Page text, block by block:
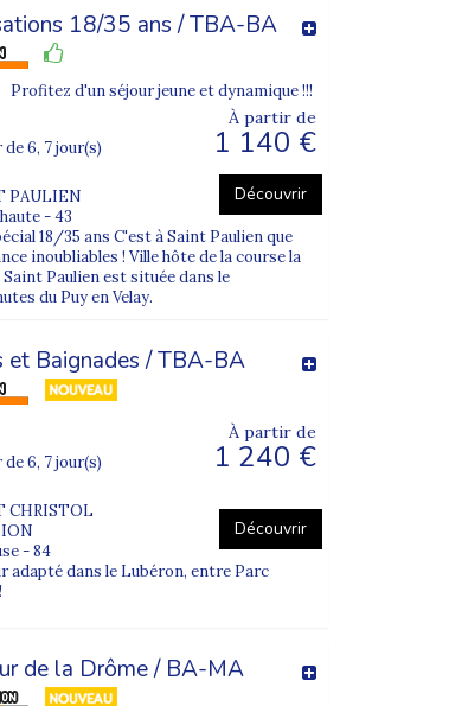
du rythme de chacun.
L’été 2026 permet de découvrir
le Canada ou les États-Unis.
ambiance de groupe rassurante.
ou hôtels adaptés à l’accueil de
la sécurité de chaque vacancier.
18/35 ans / TBA-BA
Profitez d'un séjour jeune et dynamique !!!
de 6, 7 jour(s)
PAULIEN
- 43
À partir de
1 140 €
Découvrir
18/35 ans C'est à Saint Paulien que
inoubliables ! Ville hôte de la course la
Saint Paulien est située dans le
du Puy en Velay.
et Baignades / TBA-BA
de 6, 7 jour(s)
CHRISTOL
- 84
À partir de
1 240 €
Découvrir
adapté dans le Lubéron, entre Parc
de la Drôme / BA-MA